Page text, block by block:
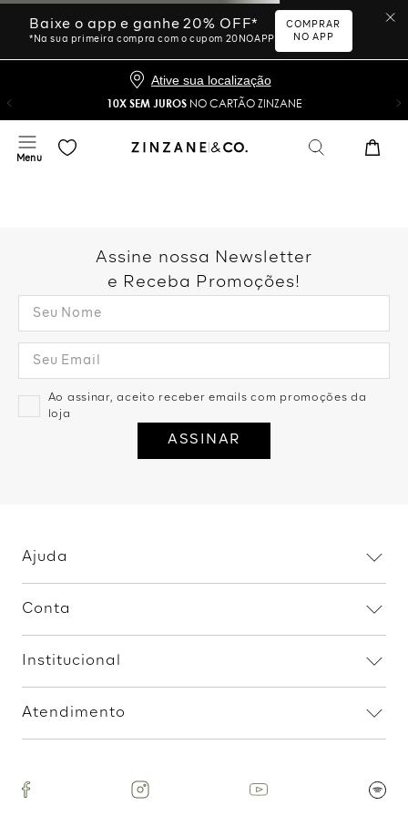
Ative sua localização
10X SEM JUROS NO CARTÃO ZINZANE
foi encontrada.
Vamos tentar novamente?